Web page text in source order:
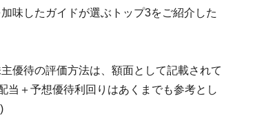
味したガイドが選ぶトップ3をご紹介した
優待の評価方法は、額面として記載されて
当＋予想優待利回りはあくまでも参考とし